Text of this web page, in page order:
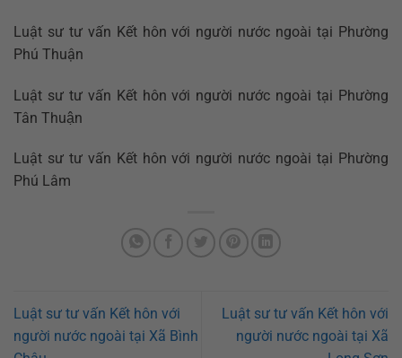
Luật sư tư vấn Kết hôn với người nước ngoài tại Phường
Phú Thuận
Luật sư tư vấn Kết hôn với người nước ngoài tại Phường
Tân Thuận
Luật sư tư vấn Kết hôn với người nước ngoài tại Phường
Phú Lâm
Luật sư tư vấn Kết hôn với
người nước ngoài tại Xã Bình
Luật sư tư vấn Kết hôn với
người nước ngoài tại Xã